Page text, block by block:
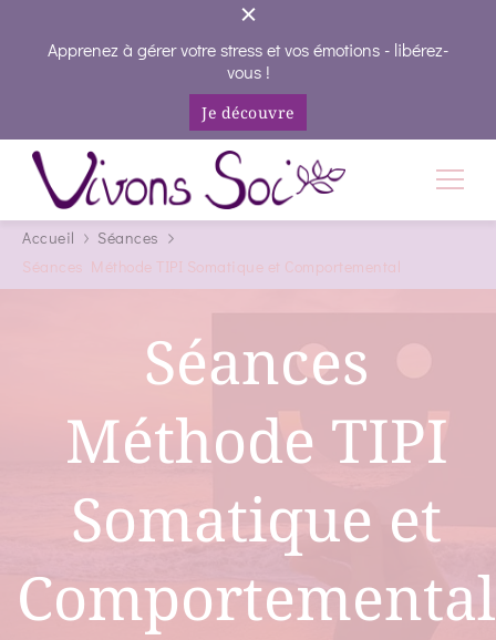
Apprenez à gérer votre stress et vos émotions - libérez-
vous !
Je découvre
Vivons Soi
Vivez votre vie en conscience
Accueil
Séances
Séances Méthode TIPI Somatique et Comportemental
Séances
Méthode TIPI
Somatique et
Comportemental